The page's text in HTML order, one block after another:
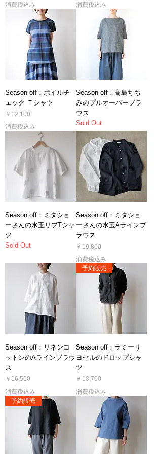
消費税込み
消費税込み
Season off：ボイルチ
ェック Ｔシャツ
価格
￥12,100
消費税込み
Season off：高島ちぢ
みのプルオーバーブラ
ウス
Sold Out
Season off：ミタショ
ーさんの水玉リブTシャ
ツ
Sold Out
Season off：ミタショ
ーさんの水玉Aラインブ
ラウス
価格
￥19,800
消費税込み
Season off：リネンコ
ットンのAラインブラウ
ス
価格
￥16,500
消費税込み
予約販売
Season off：ラミーリ
ヨセルのドロップシャ
ツ
価格
￥18,700
消費税込み
予約販売